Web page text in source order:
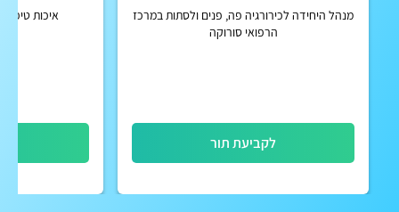
מנהל היחידה לכירורגיה פה, פנים ולסתות במרכז
הרפואי סורוקה
לקביעת תור
איכות טיפול